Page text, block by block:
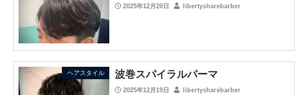
2025年12月20日 libertysharebarber
ヘアスタイル 波巻スパイラルパーマ
2025年12月19日 libertysharebarber